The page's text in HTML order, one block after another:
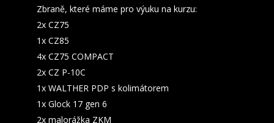
Zbraně, které máme pro výuku na kurzu:
2x CZ75
1x CZ85
4x CZ75 COMPACT
2x CZ P-10C
1x WALTHER PDP s kolimátorem
1x Glock 17 gen 6
2x malorážka ZKM